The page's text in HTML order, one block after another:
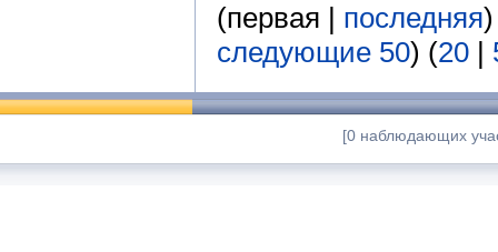
(первая | последняя
следующие 50) (20 |
[0 наблюдающих